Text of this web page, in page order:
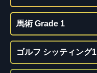
馬術 Grade 1
ゴルフ シッティング1